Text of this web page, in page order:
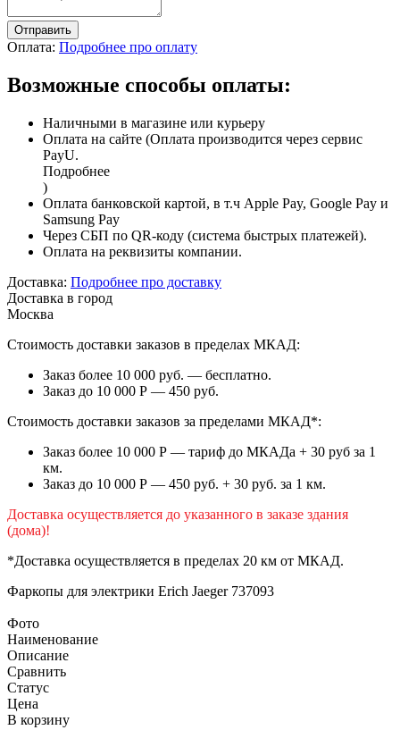
Отправить
Оплата: Подробнее про оплату
Возможные способы оплаты:
Наличными в магазине или курьеру
Оплата на сайте (Оплата производится через сервис
PayU.
Подробнее
)
Оплата банковской картой, в т.ч Apple Pay, Google Pay и
Samsung Pay
Через СБП по QR-коду (система быстрых платежей).
Оплата на реквизиты компании.
Доставка: Подробнее про доставку
Доставка в город
Москва
Стоимость доставки заказов в пределах МКАД:
Заказ более 10 000 руб. — бесплатно.
Заказ до 10 000 Р — 450 руб.
Стоимость доставки заказов за пределами МКАД*:
Заказ более 10 000 Р — тариф до МКАДа + 30 руб за 1
км.
Заказ до 10 000 Р — 450 руб. + 30 руб. за 1 км.
Доставка осуществляется до указанного в заказе здания
(дома)!
*Доставка осуществляется в пределах 20 км от МКАД.
Фаркопы для электрики Erich Jaeger 737093
Фото
Наименование
Описание
Сравнить
Статус
Цена
В корзину